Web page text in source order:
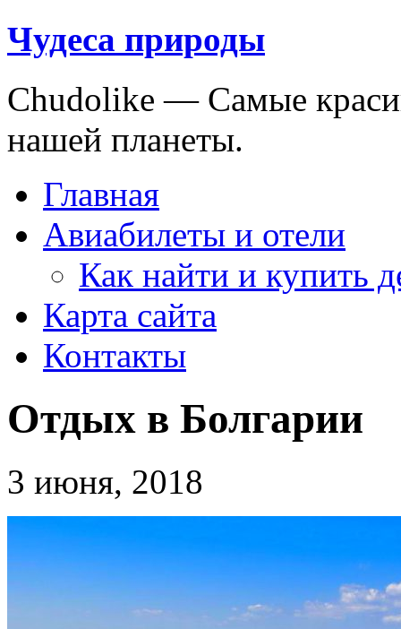
Чудеса природы
Chudolike — Cамые
нашей планеты.
Главная
Авиабилеты и отели
Как найти и купить
Карта сайта
Контакты
Отдых в Болгарии
3 июня, 2018